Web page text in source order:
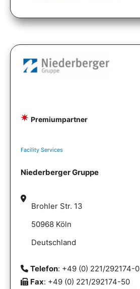
Premiumpartner
Facility Services
Niederberger Gruppe
Brohler Str. 13
50968 Köln
Deutschland
Telefon: +49 (0) 221/292174-0
Fax: +49 (0) 221/292174-50